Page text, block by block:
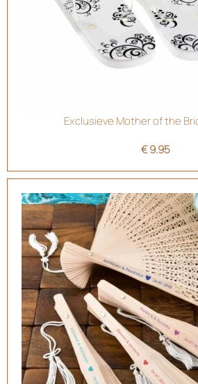
Exclusieve Mother of the
€9.95